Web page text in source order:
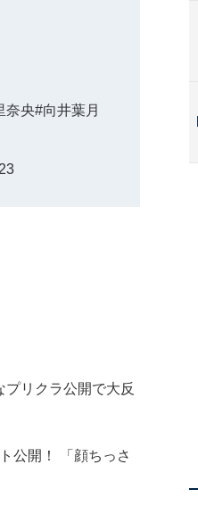
奈央#向井葉月
リクラ公開で大反
公開！ 「顔ちっさ